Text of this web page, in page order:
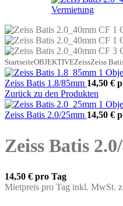
StartseiteOBJEKTIVEZeissZeiss
Zeiss Batis 1.8/85mm 14,50 €
Zurück zu den Produkten
Zeiss Batis 2.0/25mm 14,50 €
Zeiss Batis
14,50 € pro Tag
Mietpreis pro Tag inkl. MwSt.